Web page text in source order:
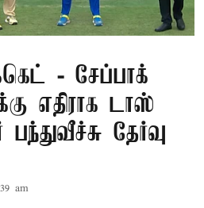
- சேப்பாக்
எதிராக டாஸ்
பந்துவீச்சு தேர்வு
am